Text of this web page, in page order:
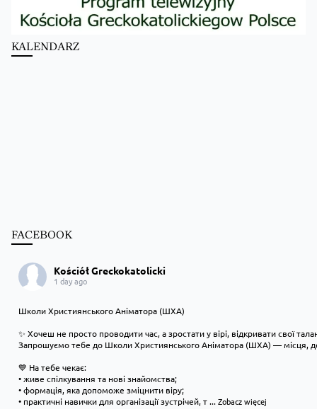
KALENDARZ
FACEBOOK
Kościół Greckokatolicki
1 day ago
Школи Християнського Аніматора (ШХА)
✨ Хочеш не просто проводити час, а зростати у вірі, відкривати свої
Запрошуємо тебе до Школи Християнського Аніматора (ШХА) — місця,
💙 На тебе чекає:
• живе спілкування та нові знайомства;
• формація, яка допоможе зміцнити віру;
• практичні навички для організації зустрічей, т...Zobacz więcej